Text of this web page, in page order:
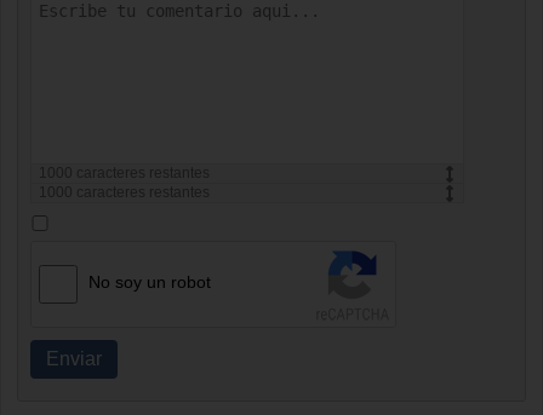
caracteres restantes
caracteres restantes
No soy un robot
Enviar